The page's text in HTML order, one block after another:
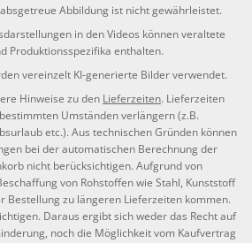
Abbildung ist nicht gewährleistet.
in den Videos können veraltete
Produktionsspezifika enthalten.
vereinzelt KI-generierte Bilder verwendet.
Hinweise zu den Lieferzeiten. Lieferzeiten
Umständen verlängern (z.B.
etc.). Aus technischen Gründen können
bei der automatischen Berechnung der
nicht berücksichtigen. Aufgrund von
von Rohstoffen wie Stahl, Kunststoff
Bestellung zu längeren Lieferzeiten kommen.
Daraus ergibt sich weder das Recht auf
noch die Möglichkeit vom Kaufvertrag